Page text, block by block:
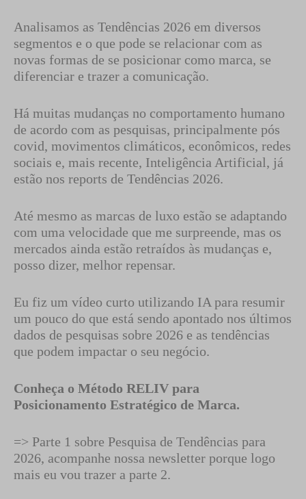
Analisamos as Tendências 2026 em diversos
segmentos e o que pode se relacionar com as
novas formas de se posicionar como marca, se
diferenciar e trazer a comunicação.
Há muitas mudanças no comportamento humano
de acordo com as pesquisas, principalmente pós
covid, movimentos climáticos, econômicos, redes
sociais e, mais recente, Inteligência Artificial, já
estão nos reports de Tendências 2026.
Até mesmo as marcas de luxo estão se adaptando
com uma velocidade que me surpreende, mas os
mercados ainda estão retraídos às mudanças e,
posso dizer, melhor repensar.
Eu fiz um vídeo curto utilizando IA para resumir
um pouco do que está sendo apontado nos últimos
dados de pesquisas sobre 2026 e as tendências
que podem impactar o seu negócio.
Conheça o Método RELIV para
Posicionamento Estratégico de Marca.
=> Parte 1 sobre Pesquisa de Tendências para
2026, acompanhe nossa newsletter porque logo
mais eu vou trazer a parte 2.